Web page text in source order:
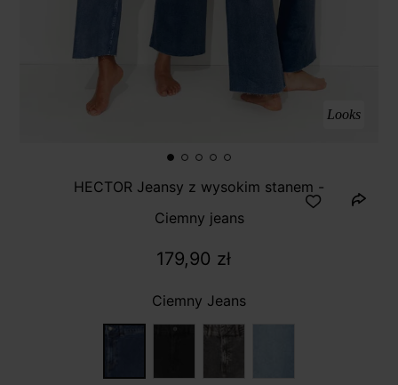
Looks
HECTOR Jeansy z wysokim stanem -
Ciemny jeans
179,90 zł
Ciemny Jeans